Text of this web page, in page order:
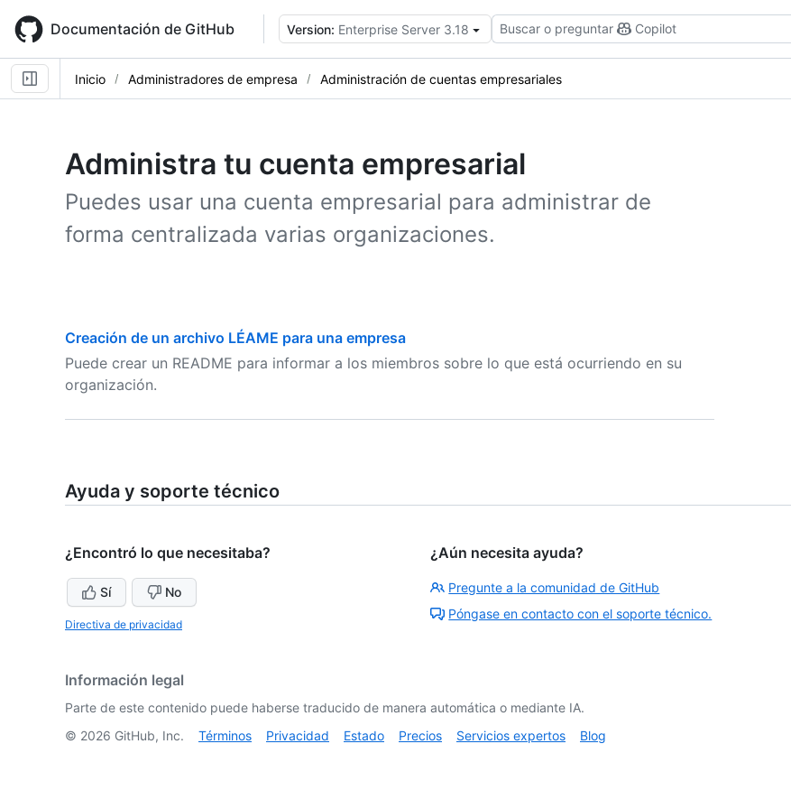
main
content
Documentación de GitHub Version: Enterprise Server 3.18 Buscar o preguntar Copilot
Inicio Administradores de empresa Administración de cuentas empresariales
Administra tu cuenta empresarial
Puedes usar una cuenta empresarial para administrar de
forma centralizada varias organizaciones.
Creación de un archivo LÉAME para una empresa
Puede crear un README para informar a los miembros sobre lo que está ocurriendo en su
organización.
Ayuda y soporte técnico
¿Encontró lo que necesitaba?
Sí No
Directiva de privacidad
¿Aún necesita ayuda?
Pregunte a la comunidad de GitHub
Póngase en contacto con el soporte técnico.
Información legal
Parte de este contenido puede haberse traducido de manera automática o mediante IA.
© 2026 GitHub, Inc. Términos Privacidad Estado Precios Servicios expertos Blog